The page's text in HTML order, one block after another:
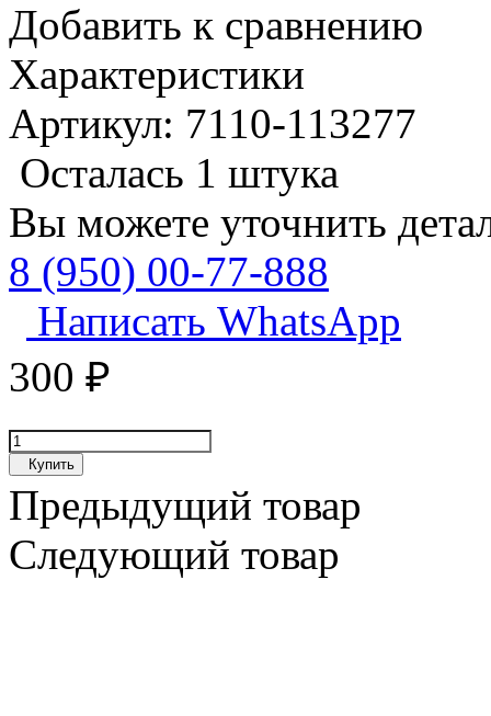
Добавить к сравнению
Характеристики
Артикул: 7110-113277
Осталась 1 штука
Вы можете уточнить
8 (950) 00-77-888
Написать WhatsApp
300 ₽
Купить
Предыдущий товар
Следующий товар